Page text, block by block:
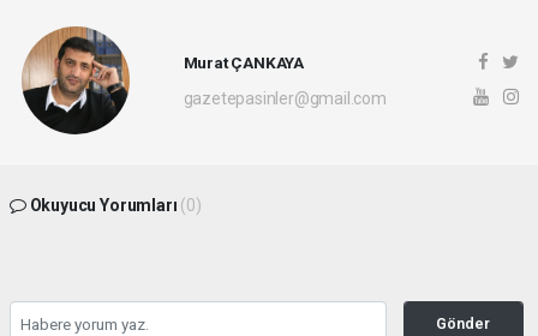
Murat ÇANKAYA
gazetepasinler@gmail.com
Okuyucu Yorumları (0)
Gönder